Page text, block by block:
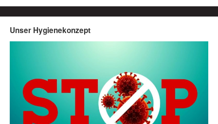
Unser Hygienekonzept